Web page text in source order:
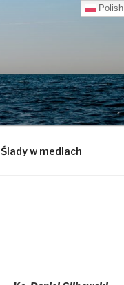
Ślady w mediach
Polish